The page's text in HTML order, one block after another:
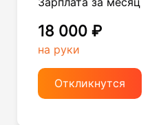
18 000 ₽
на руки
Откликнутся